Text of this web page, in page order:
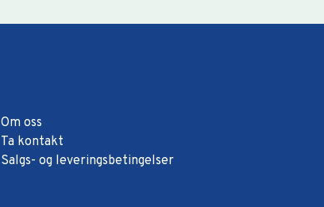
Om oss
Ta kontakt
Salgs- og leveringsbetingelser